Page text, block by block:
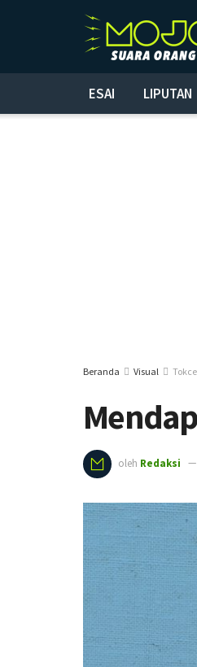
ESAI LIPUTAN
Beranda Visual
oleh Redaksi